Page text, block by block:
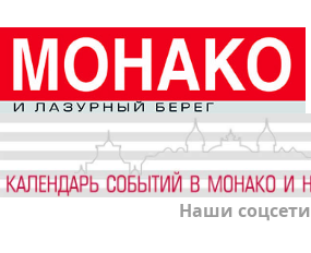
Наши соцсети